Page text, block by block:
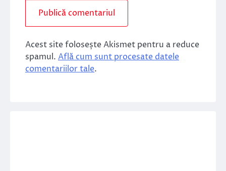
Acest site folosește Akismet pentru a reduce
spamul. Află cum sunt procesate datele
comentariilor tale.